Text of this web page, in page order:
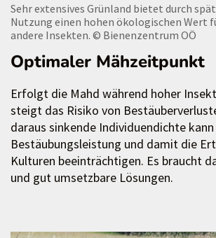
Sehr extensives Grünland bietet durch
Nutzung einen hohen ökologischen Wert
andere Insekten. © Bienenzentrum OÖ
Optimaler Mähzeitpunkt
Erfolgt die Mahd während hoher
steigt das Risiko von
daraus sinkende Individuendichte
Bestäubungsleistung und damit die
Kulturen beeinträchtigen. Es braucht
und gut umsetzbare Lösungen.